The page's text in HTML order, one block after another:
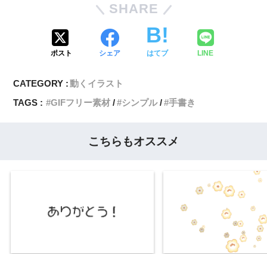
SHARE
ポスト シェア はてブ LINE
CATEGORY :動くイラスト
TAGS :
GIFフリー素材 シンプル 手書き
こちらもオススメ